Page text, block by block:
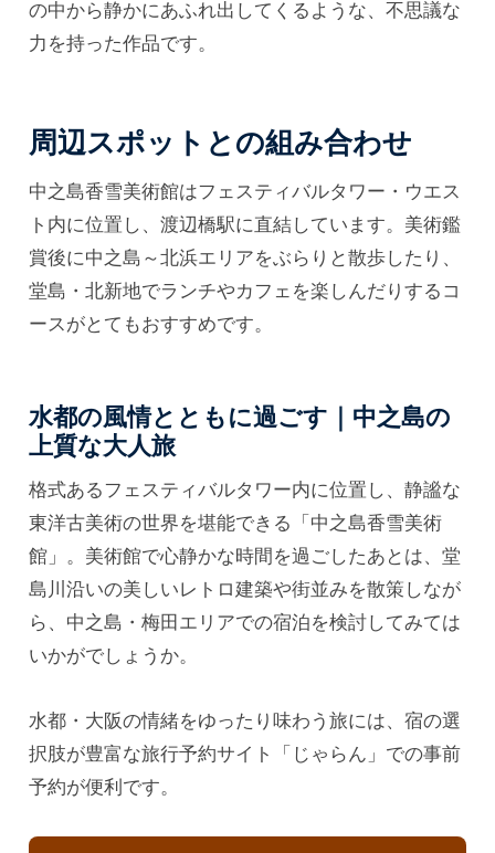
の中から静かにあふれ出してくるような、不思議な
力を持った作品です。
周辺スポットとの組み合わせ
中之島香雪美術館はフェスティバルタワー・ウエス
ト内に位置し、渡辺橋駅に直結しています。美術鑑
賞後に中之島～北浜エリアをぶらりと散歩したり、
堂島・北新地でランチやカフェを楽しんだりするコ
ースがとてもおすすめです。
水都の風情とともに過ごす｜中之島の
上質な大人旅
格式あるフェスティバルタワー内に位置し、静謐な
東洋古美術の世界を堪能できる「中之島香雪美術
館」。美術館で心静かな時間を過ごしたあとは、堂
島川沿いの美しいレトロ建築や街並みを散策しなが
ら、中之島・梅田エリアでの宿泊を検討してみては
いかがでしょうか。
水都・大阪の情緒をゆったり味わう旅には、宿の選
択肢が豊富な旅行予約サイト「じゃらん」での事前
予約が便利です。